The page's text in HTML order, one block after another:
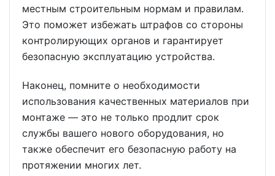
местным строительным нормам и правилам.
Это поможет избежать штрафов со стороны
контролирующих органов и гарантирует
безопасную эксплуатацию устройства.
Наконец, помните о необходимости
использования качественных материалов при
монтаже — это не только продлит срок
службы вашего нового оборудования, но
также обеспечит его безопасную работу на
протяжении многих лет.